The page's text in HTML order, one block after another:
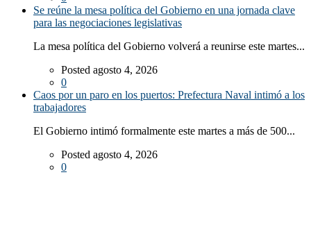
Se reúne la mesa política del Gobierno en una jornada clave
para las negociaciones legislativas
La mesa política del Gobierno volverá a reunirse este martes...
Posted agosto 4, 2026
0
Caos por un paro en los puertos: Prefectura Naval intimó a los
trabajadores
El Gobierno intimó formalmente este martes a más de 500...
Posted agosto 4, 2026
0